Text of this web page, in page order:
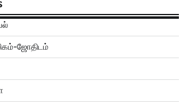
ஜோதிடம்